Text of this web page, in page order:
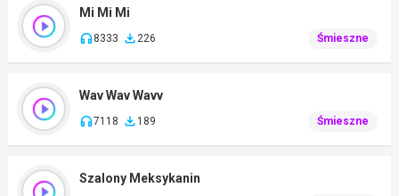
Mi Mi Mi
8333 226 Śmieszne
Wav Wav Wavv
7118 189 Śmieszne
Szalony Meksykanin